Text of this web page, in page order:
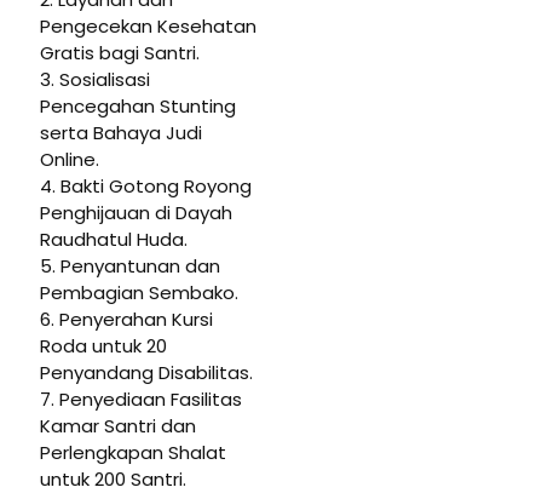
Pengecekan Kesehatan
Gratis bagi Santri.
3. Sosialisasi
Pencegahan Stunting
serta Bahaya Judi
Online.
4. Bakti Gotong Royong
Penghijauan di Dayah
Raudhatul Huda.
5. Penyantunan dan
Pembagian Sembako.
6. Penyerahan Kursi
Roda untuk 20
Penyandang Disabilitas.
7. Penyediaan Fasilitas
Kamar Santri dan
Perlengkapan Shalat
untuk 200 Santri.